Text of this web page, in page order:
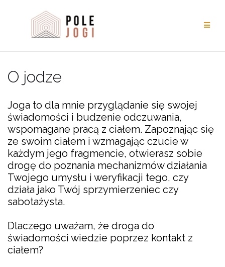
O jodze
Joga to dla mnie przyglądanie się swojej
świadomości i budzenie odczuwania,
wspomagane pracą z ciałem. Zapoznając się
ze swoim ciałem i wzmagając czucie w
każdym jego fragmencie, otwierasz sobie
drogę do poznania mechanizmów działania
Twojego umysłu i weryfikacji tego, czy
działa jako Twój sprzymierzeniec czy
sabotażysta.
Dlaczego uważam, że droga do
świadomości wiedzie poprzez kontakt z
ciałem?